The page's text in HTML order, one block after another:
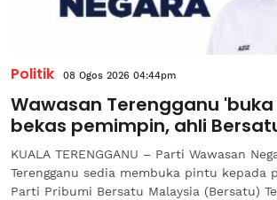
Politik 08 Ogos 2026 04:44pm
Wawasan Terengganu
bekas pemimpin, ahli
KUALA TERENGGANU – Parti Wawasan
Terengganu sedia membuka pintu kepada
Parti Pribumi Bersatu Malaysia (Bersatu)